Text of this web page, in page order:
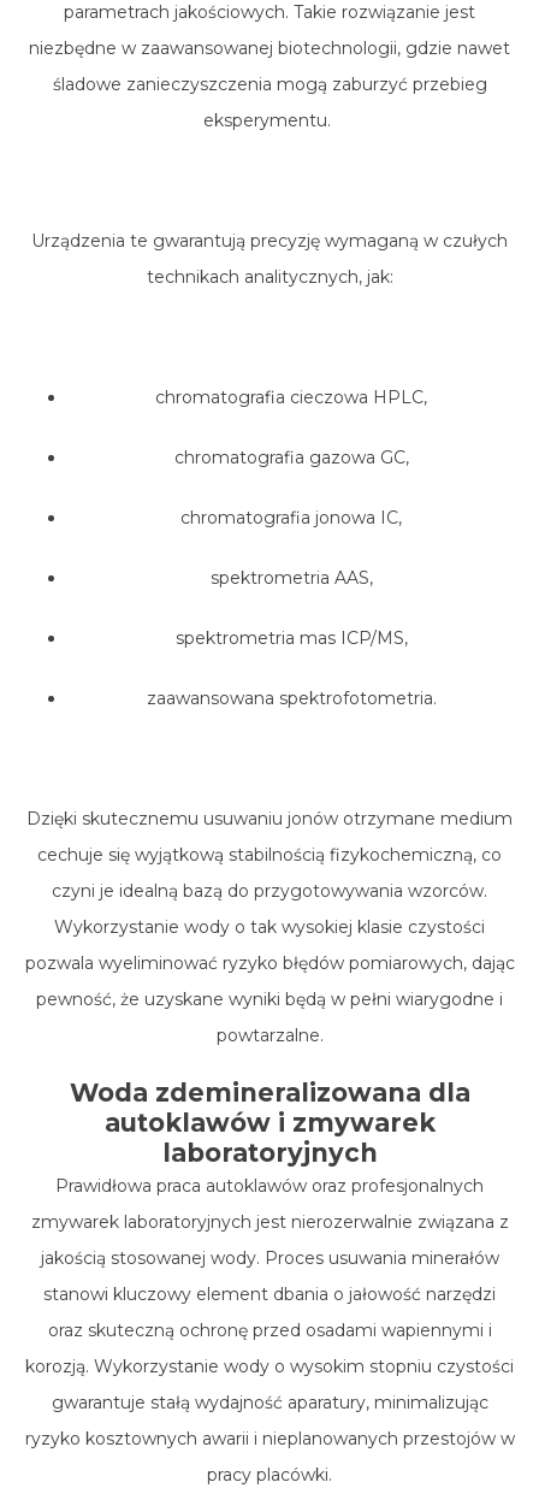
parametrach jakościowych. Takie rozwiązanie jest
niezbędne w zaawansowanej biotechnologii, gdzie nawet
śladowe zanieczyszczenia mogą zaburzyć przebieg
eksperymentu.
Urządzenia te gwarantują precyzję wymaganą w czułych
technikach analitycznych, jak:
chromatografia cieczowa HPLC,
chromatografia gazowa GC,
chromatografia jonowa IC,
spektrometria AAS,
spektrometria mas ICP/MS,
zaawansowana spektrofotometria.
Dzięki skutecznemu usuwaniu jonów otrzymane medium
cechuje się wyjątkową stabilnością fizykochemiczną, co
czyni je idealną bazą do przygotowywania wzorców.
Wykorzystanie wody o tak wysokiej klasie czystości
pozwala wyeliminować ryzyko błędów pomiarowych, dając
pewność, że uzyskane wyniki będą w pełni wiarygodne i
powtarzalne.
Woda zdemineralizowana dla
autoklawów i zmywarek
laboratoryjnych
Prawidłowa praca autoklawów oraz profesjonalnych
zmywarek laboratoryjnych jest nierozerwalnie związana z
jakością stosowanej wody. Proces usuwania minerałów
stanowi kluczowy element dbania o jałowość narzędzi
oraz skuteczną ochronę przed osadami wapiennymi i
korozją. Wykorzystanie wody o wysokim stopniu czystości
gwarantuje stałą wydajność aparatury, minimalizując
ryzyko kosztownych awarii i nieplanowanych przestojów w
pracy placówki.